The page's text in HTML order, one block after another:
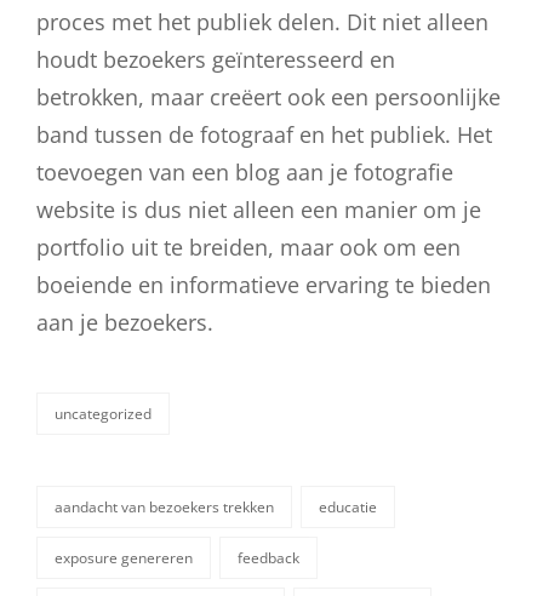
proces met het publiek delen. Dit niet alleen
houdt bezoekers geïnteresseerd en
betrokken, maar creëert ook een persoonlijke
band tussen de fotograaf en het publiek. Het
toevoegen van een blog aan je fotografie
website is dus niet alleen een manier om je
portfolio uit te breiden, maar ook om een
boeiende en informatieve ervaring te bieden
aan je bezoekers.
categorieën
uncategorized
aandacht van bezoekers trekken educatie
exposure genereren feedback